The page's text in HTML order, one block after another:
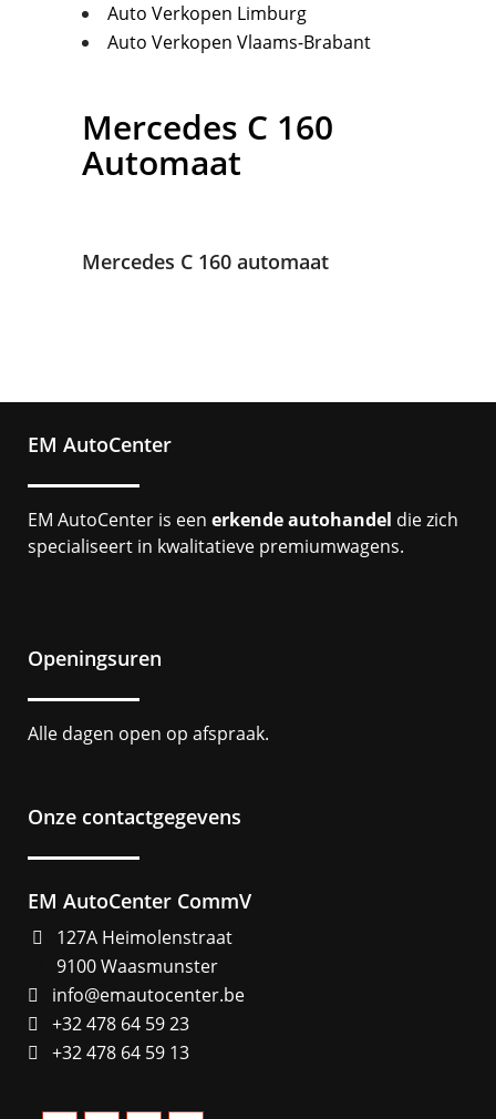
Auto Verkopen Limburg
Auto Verkopen Vlaams-Brabant
Mercedes C 160
Automaat
Mercedes C 160 automaat
EM AutoCenter
EM AutoCenter is een erkende autohandel die zich
specialiseert in kwalitatieve premiumwagens.
Openingsuren
Alle dagen open op afspraak.
Onze contactgegevens
EM AutoCenter CommV
127A Heimolenstraat
9100 Waasmunster
info@emautocenter.be
+32 478 64 59 23
+32 478 64 59 13